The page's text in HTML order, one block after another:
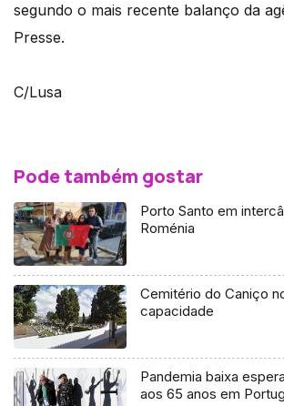
segundo o mais recente balanço da
Presse.
C/Lusa
Pode também gostar
Porto Santo em
Roménia
Cemitério do Caniço
capacidade
Pandemia baixa
aos 65 anos em